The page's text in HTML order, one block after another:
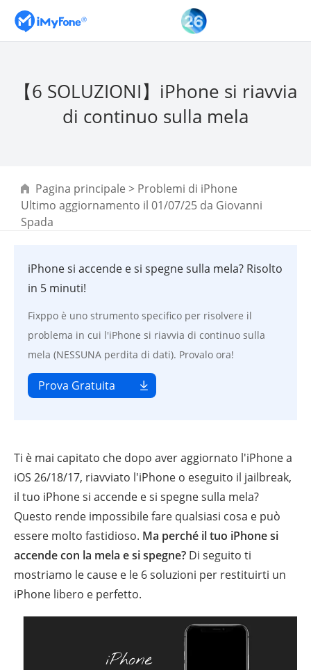
【6 SOLUZIONI】iPhone si riavvia
di continuo sulla mela
Pagina principale > Problemi di iPhone
Ultimo aggiornamento il 01/07/25 da Giovanni
Spada
iPhone si accende e si spegne sulla mela? Risolto
in 5 minuti!
Fixppo è uno strumento specifico per risolvere il
problema in cui l'iPhone si riavvia di continuo sulla
mela (NESSUNA perdita di dati). Provalo ora!
Prova Gratuita
Ti è mai capitato che dopo aver aggiornato l'iPhone a
iOS 26/18/17, riavviato l'iPhone o eseguito il jailbreak,
il tuo iPhone si accende e si spegne sulla mela?
Questo rende impossibile fare qualsiasi cosa e può
essere molto fastidioso. Ma perché il tuo iPhone si
accende con la mela e si spegne? Di seguito ti
mostriamo le cause e le 6 soluzioni per restituirti un
iPhone libero e perfetto.